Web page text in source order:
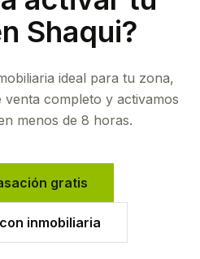
Shaqui?
ideal para tu zona,
completo y activamos
menos de 8 horas.
gratis
inmobiliaria